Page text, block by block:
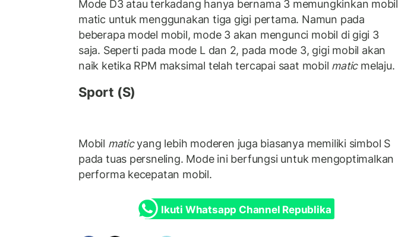
Mode D3 atau terkadang hanya bernama 3 memungkinkan mobil
matic untuk menggunakan tiga gigi pertama. Namun pada
beberapa model mobil, mode 3 akan mengunci mobil di gigi 3
saja. Seperti pada mode L dan 2, pada mode 3, gigi mobil akan
naik ketika RPM maksimal telah tercapai saat mobil maticmelaju.
Sport (S)
Mobil maticyang lebih moderen juga biasanya memiliki simbol S
pada tuas persneling. Mode ini berfungsi untuk mengoptimalkan
performa kecepatan mobil.
Ikuti Whatsapp Channel Republika